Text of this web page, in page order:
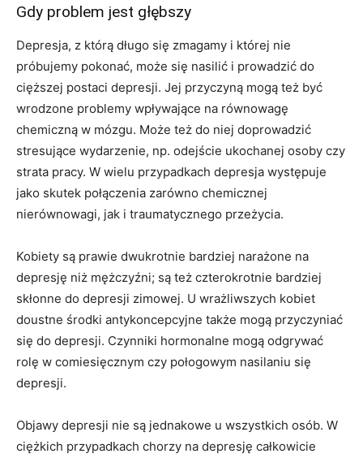
Gdy problem jest głębszy
Depresja, z którą długo się zmagamy i której nie
próbujemy pokonać, może się nasilić i prowadzić do
cięższej postaci depresji. Jej przyczyną mogą też być
wrodzone problemy wpływające na równowagę
chemiczną w mózgu. Może też do niej doprowadzić
stresujące wydarzenie, np. odejście ukochanej osoby czy
strata pracy. W wielu przypadkach depresja występuje
jako skutek połączenia zarówno chemicznej
nierównowagi, jak i traumatycznego przeżycia.
Kobiety są prawie dwukrotnie bardziej narażone na
depresję niż mężczyźni; są też czterokrotnie bardziej
skłonne do depresji zimowej. U wrażliwszych kobiet
doustne środki antykoncepcyjne także mogą przyczyniać
się do depresji. Czynniki hormonalne mogą odgrywać
rolę w comiesięcznym czy połogowym nasilaniu się
depresji.
Objawy depresji nie są jednakowe u wszystkich osób. W
ciężkich przypadkach chorzy na depresję całkowicie